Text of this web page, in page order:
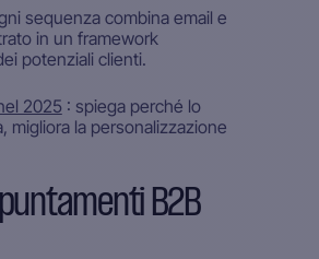
sequenza combina email e
in un framework
potenziali clienti.
2025 : spiega perché lo
migliora la personalizzazione
B2B